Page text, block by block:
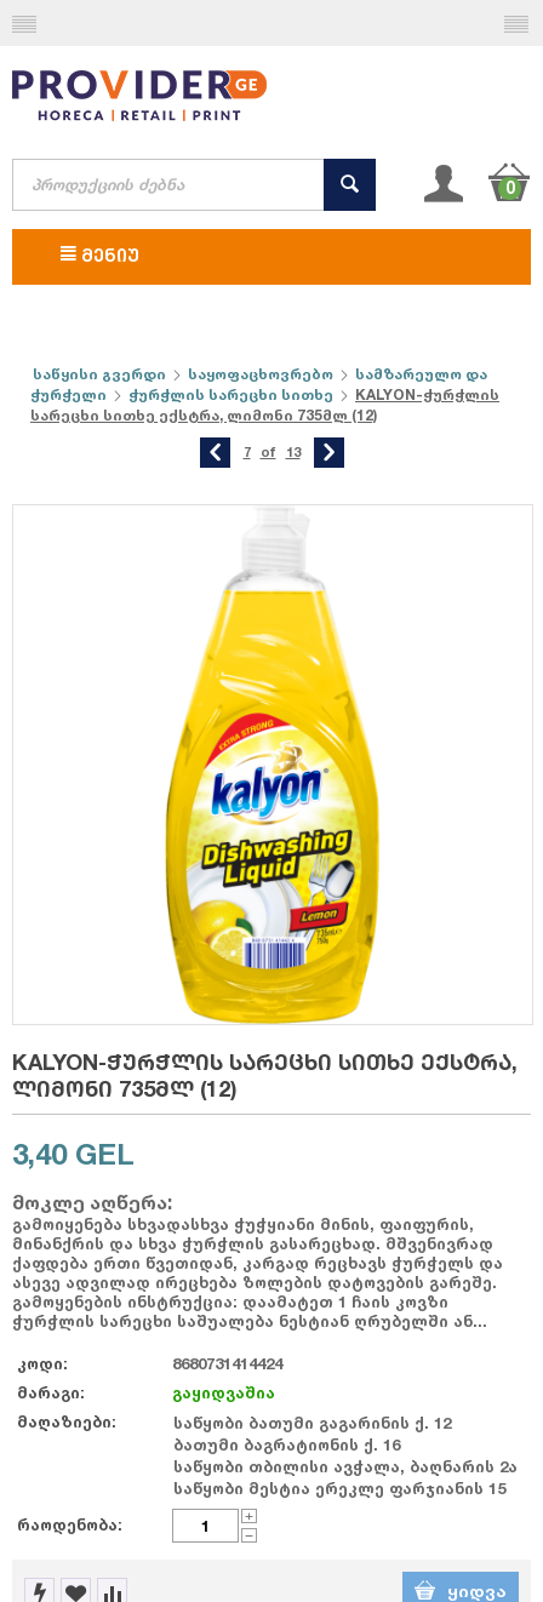
0
ᲛᲔᲜᲘᲣ
საწყისი გვერდი საყოფაცხოვრებო
სამზარეულო და
ჭურჭელი
ჭურჭლის სარეცხი სითხე
KALYON-ჭურჭლის
სარეცხი სითხე ექსტრა, ლიმონი 735მლ (12)
7 of 13
KALYON-ჭურჭლის სარეცხი სითხე ექსტრა,
ლიმონი 735მლ (12)
3,40 GEL
მოკლე აღწერა:
გამოიყენება სხვადასხვა ჭუჭყიანი მინის, ფაიფურის,
მინანქრის და სხვა ჭურჭლის გასარეცხად. მშვენივრად
ქაფდება ერთი წვეთიდან, კარგად რეცხავს ჭურჭელს და
ასევე ადვილად ირეცხება ზოლების დატოვების გარეშე.
გამოყენების ინსტრუქცია: დაამატეთ 1 ჩაის კოვზი
ჭურჭლის სარეცხი საშუალება ნესტიან ღრუბელში ან...
კოდი:
8680731414424
მარაგი:
გაყიდვაშია
მაღაზიები:
საწყობი ბათუმი გაგარინის ქ. 12
ბათუმი ბაგრატიონის ქ. 16
საწყობი თბილისი ავჭალა, ბაღნარის 2ა
საწყობი მესტია ერეკლე ფარჯიანის 15
რაოდენობა:
+
−
ᲧᲘᲓᲕᲐ